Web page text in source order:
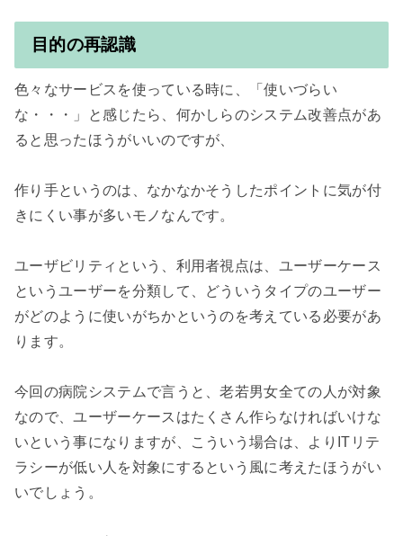
目的の再認識
色々なサービスを使っている時に、「使いづらい
な・・・」と感じたら、何かしらのシステム改善点があ
ると思ったほうがいいのですが、
作り手というのは、なかなかそうしたポイントに気が付
きにくい事が多いモノなんです。
ユーザビリティという、利用者視点は、ユーザーケース
というユーザーを分類して、どういうタイプのユーザー
がどのように使いがちかというのを考えている必要があ
ります。
今回の病院システムで言うと、老若男女全ての人が対象
なので、ユーザーケースはたくさん作らなければいけな
いという事になりますが、こういう場合は、よりITリテ
ラシーが低い人を対象にするという風に考えたほうがい
いでしょう。